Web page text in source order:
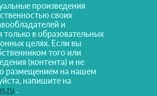
произведения
своих
и
только в образовательных
целях. Если вы
того или
(контента) и не
размещением на нашем
напишите на
.